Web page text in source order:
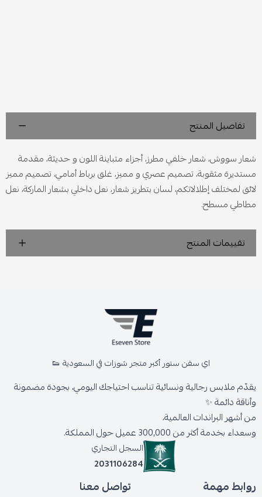
تفاصيل المنتج
شعار سووش، شعار خلفي مطرز، أجزاء متباينة اللون و حديثة، مقدمة
مستديرة مثقوبة، تصميم عصري و مميز، غلق برباط أمامي، تصميم مميز
لائق لمختلف إطلالاتكم، لسان بتطريز شعار، نعل داخلي بشعار الماركة، نعل
مطاطي مسطح.
تقييمات المنتج
اي سفن ستور أكبر متجر شوزات في السعودية 👟
يقدّم ملابس رجالية ونسائية تناسب احتياجك اليومي، بجودة مضمونة
وأناقة دائمة ✨
من أشهر البراندات العالمية،
وسعداء بخدمة أكثر من 300,000 عميل حول المملكة.
السجل التجاري
2031106284
روابط مهمة تواصل معنا